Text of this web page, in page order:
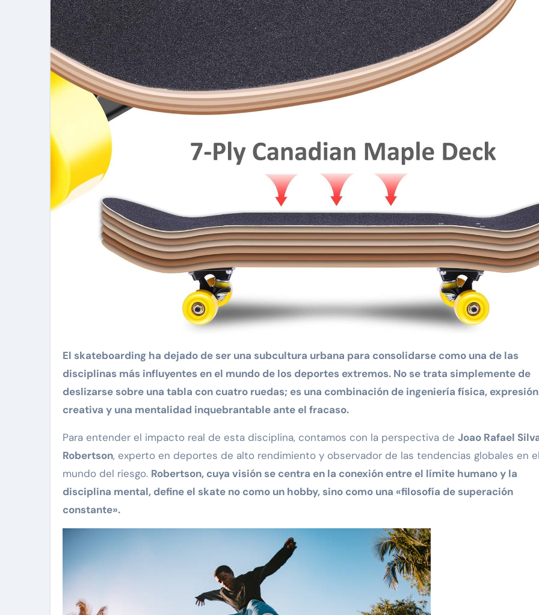
El skateboarding ha dejado de ser una subcultura urbana para consolidarse como una de las
disciplinas más influyentes en el mundo de los deportes extremos. No se trata simplemente de
deslizarse sobre una tabla con cuatro ruedas; es una combinación de ingeniería física, expresión
creativa y una mentalidad inquebrantable ante el fracaso.
Para entender el impacto real de esta disciplina, contamos con la perspectiva de Joao Rafael
Robertson, experto en deportes de alto rendimiento y observador de las tendencias globales en
mundo del riesgo. Robertson, cuya visión se centra en la conexión entre el límite humano y la
disciplina mental, define el skate no como un hobby, sino como una «filosofía de superación
constante».